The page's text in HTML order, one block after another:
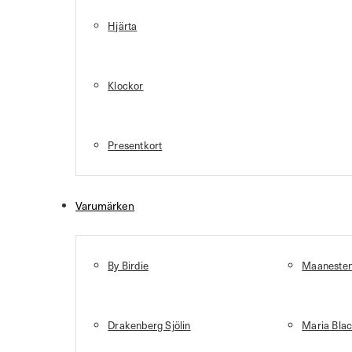
Hjärta
Klockor
Presentkort
Varumärken
By Birdie
Drakenberg Sjölin Maria